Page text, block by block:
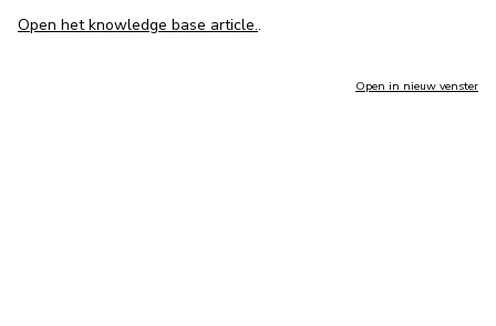
Open het knowledge base article..
Open in nieuw venster